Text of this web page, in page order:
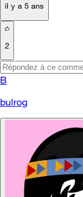
il y a 5 ans
2
B
bulrog